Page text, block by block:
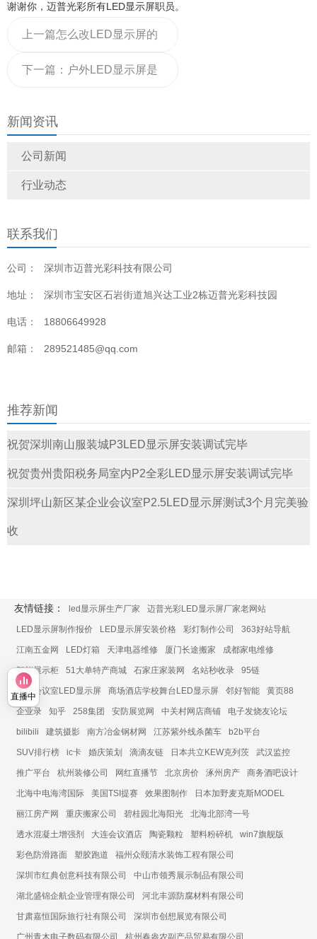
新闻资讯
公司新闻
行业动态
联系我们
公司： 深圳市迈普光彩科技有限公司
地址： 深圳市宝安区石岩街道旭兴达工业2栋迈普光彩科技园
电话： 18806649928
邮箱： 289521485@qq.com
推荐新闻
祝贺深圳南山服装城P3LED显示屏安装调试完毕
祝贺贵州贵阳税务局室内P2全彩LED显示屏安装调试完毕
深圳坪山新区某企业会议室P2.5LED显示屏测试3个月完美验
收
谢谢你，迈普光彩所有LED显示屏职员。
上一篇怎么改LED显示屏的
内容和字体?我教你!
下一篇： 户外LED显示屏是
构有什么特殊要求呢?
友情链接： led显示屏生产厂家 迈普光彩LED显示屏厂家老网站
LED显示屏制作报价 LED显示屏安装价格 彩灯制作公司 363好站导航
江南五金网 LED灯箱 天津电器维修 厦门长途搬家 成都家电维修
智能展示柜 51大单特产商城 石家庄家装网 名站秒收录 95链
展厅会议室LED显示屏 商场酒店学校舞台LED显示屏 邻好智能 黄页88
企业录 知乎 258集团 安防展览网 中关村网店商铺 电子发烧友论坛
bilibili 建筑摄影 南方冶金钢材网 江苏紫外线杀菌车 b2b平台
SUV排行榜 ic卡 婚庆策划 滴滴友链 日本共立KEW克列茨 武汉监控
推广平台 杭州装修公司 网红直播节 北京房价 涿州房产 商务酒吧设计
北海中电海湾国际 美国TSI提赛 效果图制作 日本加野麦克斯MODEL
丽江房产网 重庆搬家公司 碧桂园北海阳光 北海北部湾一号
透水混凝土增强剂 大连会议酒店 陶瓷颗粒 塑料粉碎机 win7旗舰版
彩色防滑路面 塑胶跑道 福州众颐清水装饰工程有限公司
深圳市红典创意科技有限公司 中山市领秀展示制品有限公司
湖北盛锦企航企业管理有限公司 河北丰源防腐材料有限公司
甘肃嘉恒国际旅行社有限公司 深圳市创想展览有限公司
广州青木电子数码有限公司 杭州春盎农副产品贸易有限公司
直播中